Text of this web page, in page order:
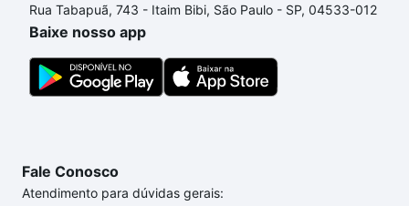
Rua Tabapuã, 743 - Itaim Bibi, São Paulo - SP, 04533-012
Baixe nosso app
Fale Conosco
Atendimento para dúvidas gerais: